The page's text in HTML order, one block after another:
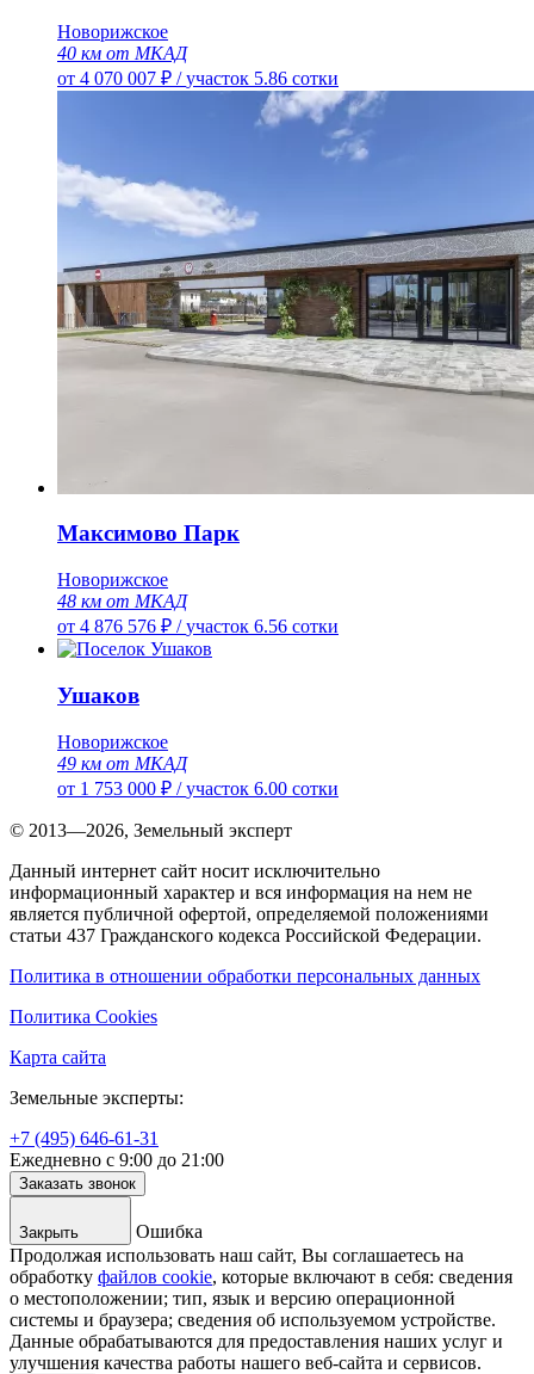
Новорижское
40 км от МКАД
от 4 070 007 ₽ /участок 5.86 сотки
Максимово Парк
Новорижское
48 км от МКАД
от 4 876 576 ₽ /участок 6.56 сотки
Ушаков
Новорижское
49 км от МКАД
от 1 753 000 ₽ /участок 6.00 сотки
© 2013—2026, Земельный эксперт
Данный интернет сайт носит исключительно
информационный характер и вся информация на нем не
является публичной офертой, определяемой положениями
статьи 437 Гражданского кодекса Российской Федерации.
Политика в отношении обработки персональных данных
Политика Cookies
Карта сайта
Земельные эксперты:
+7 (495) 646-61-31
Ежедневно с 9:00 до 21:00
Заказать звонок
Закрыть
Ошибка
Продолжая использовать наш сайт, Вы соглашаетесь на
обработку файлов cookie, которые включают в себя: сведения
о местоположении; тип, язык и версию операционной
системы и браузера; сведения об используемом устройстве.
Данные обрабатываются для предоставления наших услуг и
улучшения качества работы нашего веб-сайта и сервисов.